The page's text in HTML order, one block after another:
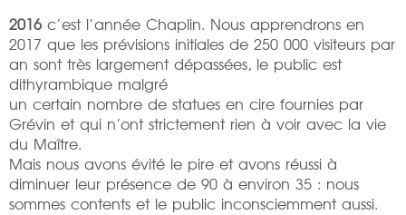
2016 c’est l’année Chaplin. Nous apprendrons en
2017 que les prévisions initiales de 250 000 visiteurs par
an sont très largement dépassées, le public est
dithyrambique malgré
un certain nombre de statues en cire fournies par
Grévin et qui n’ont strictement rien à voir avec la vie
du Maître.
Mais nous avons évité le pire et avons réussi à
diminuer leur présence de 90 à environ 35 : nous
sommes contents et le public inconsciemment aussi.